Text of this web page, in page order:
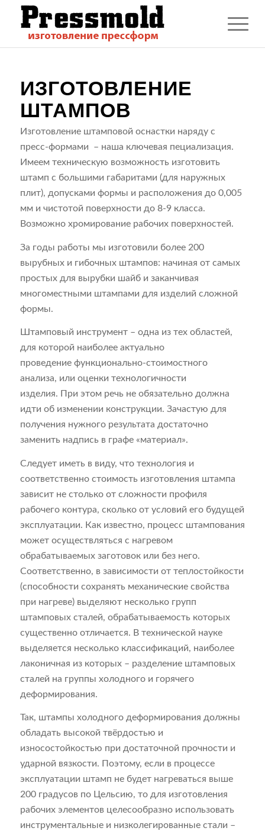
ИЗГОТОВЛЕНИЕ
ШТАМПОВ
Изготовление штамповой оснастки наряду с
пресс-формами – наша ключевая пециализация.
Имеем техническую возможность изготовить
штамп с большими габаритами (для наружных
плит), допусками формы и расположения до 0,005
мм и чистотой поверхности до 8-9 класса.
Возможно хромирование рабочих поверхностей.
За годы работы мы изготовили более 200
вырубных и гибочных штампов: начиная от самых
простых для вырубки шайб и заканчивая
многоместными штампами для изделий сложной
формы.
Штамповый инструмент – одна из тех областей,
для которой наиболее актуально
проведение функционально-стоимостного
анализа, или оценки технологичности
изделия. При этом речь не обязательно должна
идти об изменении конструкции. Зачастую для
получения нужного результата достаточно
заменить надпись в графе «материал».
Следует иметь в виду, что технология и
соответственно стоимость изготовления штампа
зависит не столько от сложности профиля
рабочего контура, сколько от условий его будущей
эксплуатации. Как известно, процесс штампования
может осуществляться с нагревом
обрабатываемых заготовок или без него.
Соответственно, в зависимости от теплостойкости
(способности сохранять механические свойства
при нагреве) выделяют несколько групп
штамповых сталей, обрабатываемость которых
существенно отличается. В технической науке
выделяется несколько классификаций, наиболее
лаконичная из которых – разделение штамповых
сталей на группы холодного и горячего
деформирования.
Так, штампы холодного деформирования должны
обладать высокой твёрдостью и
износостойкостью при достаточной прочности и
ударной вязкости. Поэтому, если в процессе
эксплуатации штамп не будет нагреваться выше
200 градусов по Цельсию, то для изготовления
рабочих элементов целесообразно использовать
инструментальные и низколегированные стали –